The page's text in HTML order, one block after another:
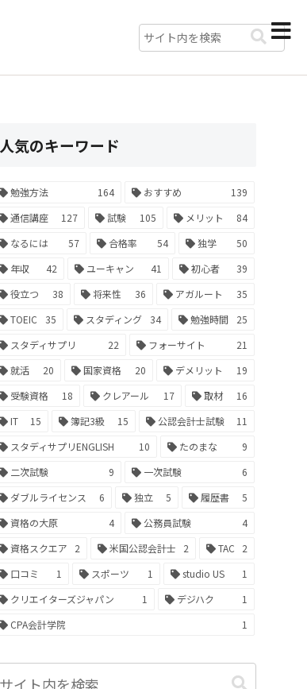
人気のキーワード
勉強方法 164 おすすめ
139
通信講座
127 試験 105 メリット
84
なるには
57 合格率 54 独学
50
年収
42 ユーキャン 41 初心者
39
役立つ
38 将来性 36 アガルート
35
TOEIC
35 スタディング 34 勉強時間
25
スタディサプリ
22 フォーサイト
21
就活
20 国家資格 20 デメリット
19
受験資格
18 クレアール 17 取材
16
IT
15 簿記3級 15 公認会計士試験
11
スタディサプリENGLISH
10 たのまな
9
二次試験
9 一次試験
6
ダブルライセンス
6 独立 5 履歴書
5
資格の大原
4 公務員試験
4
資格スクエア
2 米国公認会計士 2 TAC
2
口コミ
1 スポーツ 1 studio US
1
クリエイターズジャパン
1 デジハク
1
CPA会計学院
1